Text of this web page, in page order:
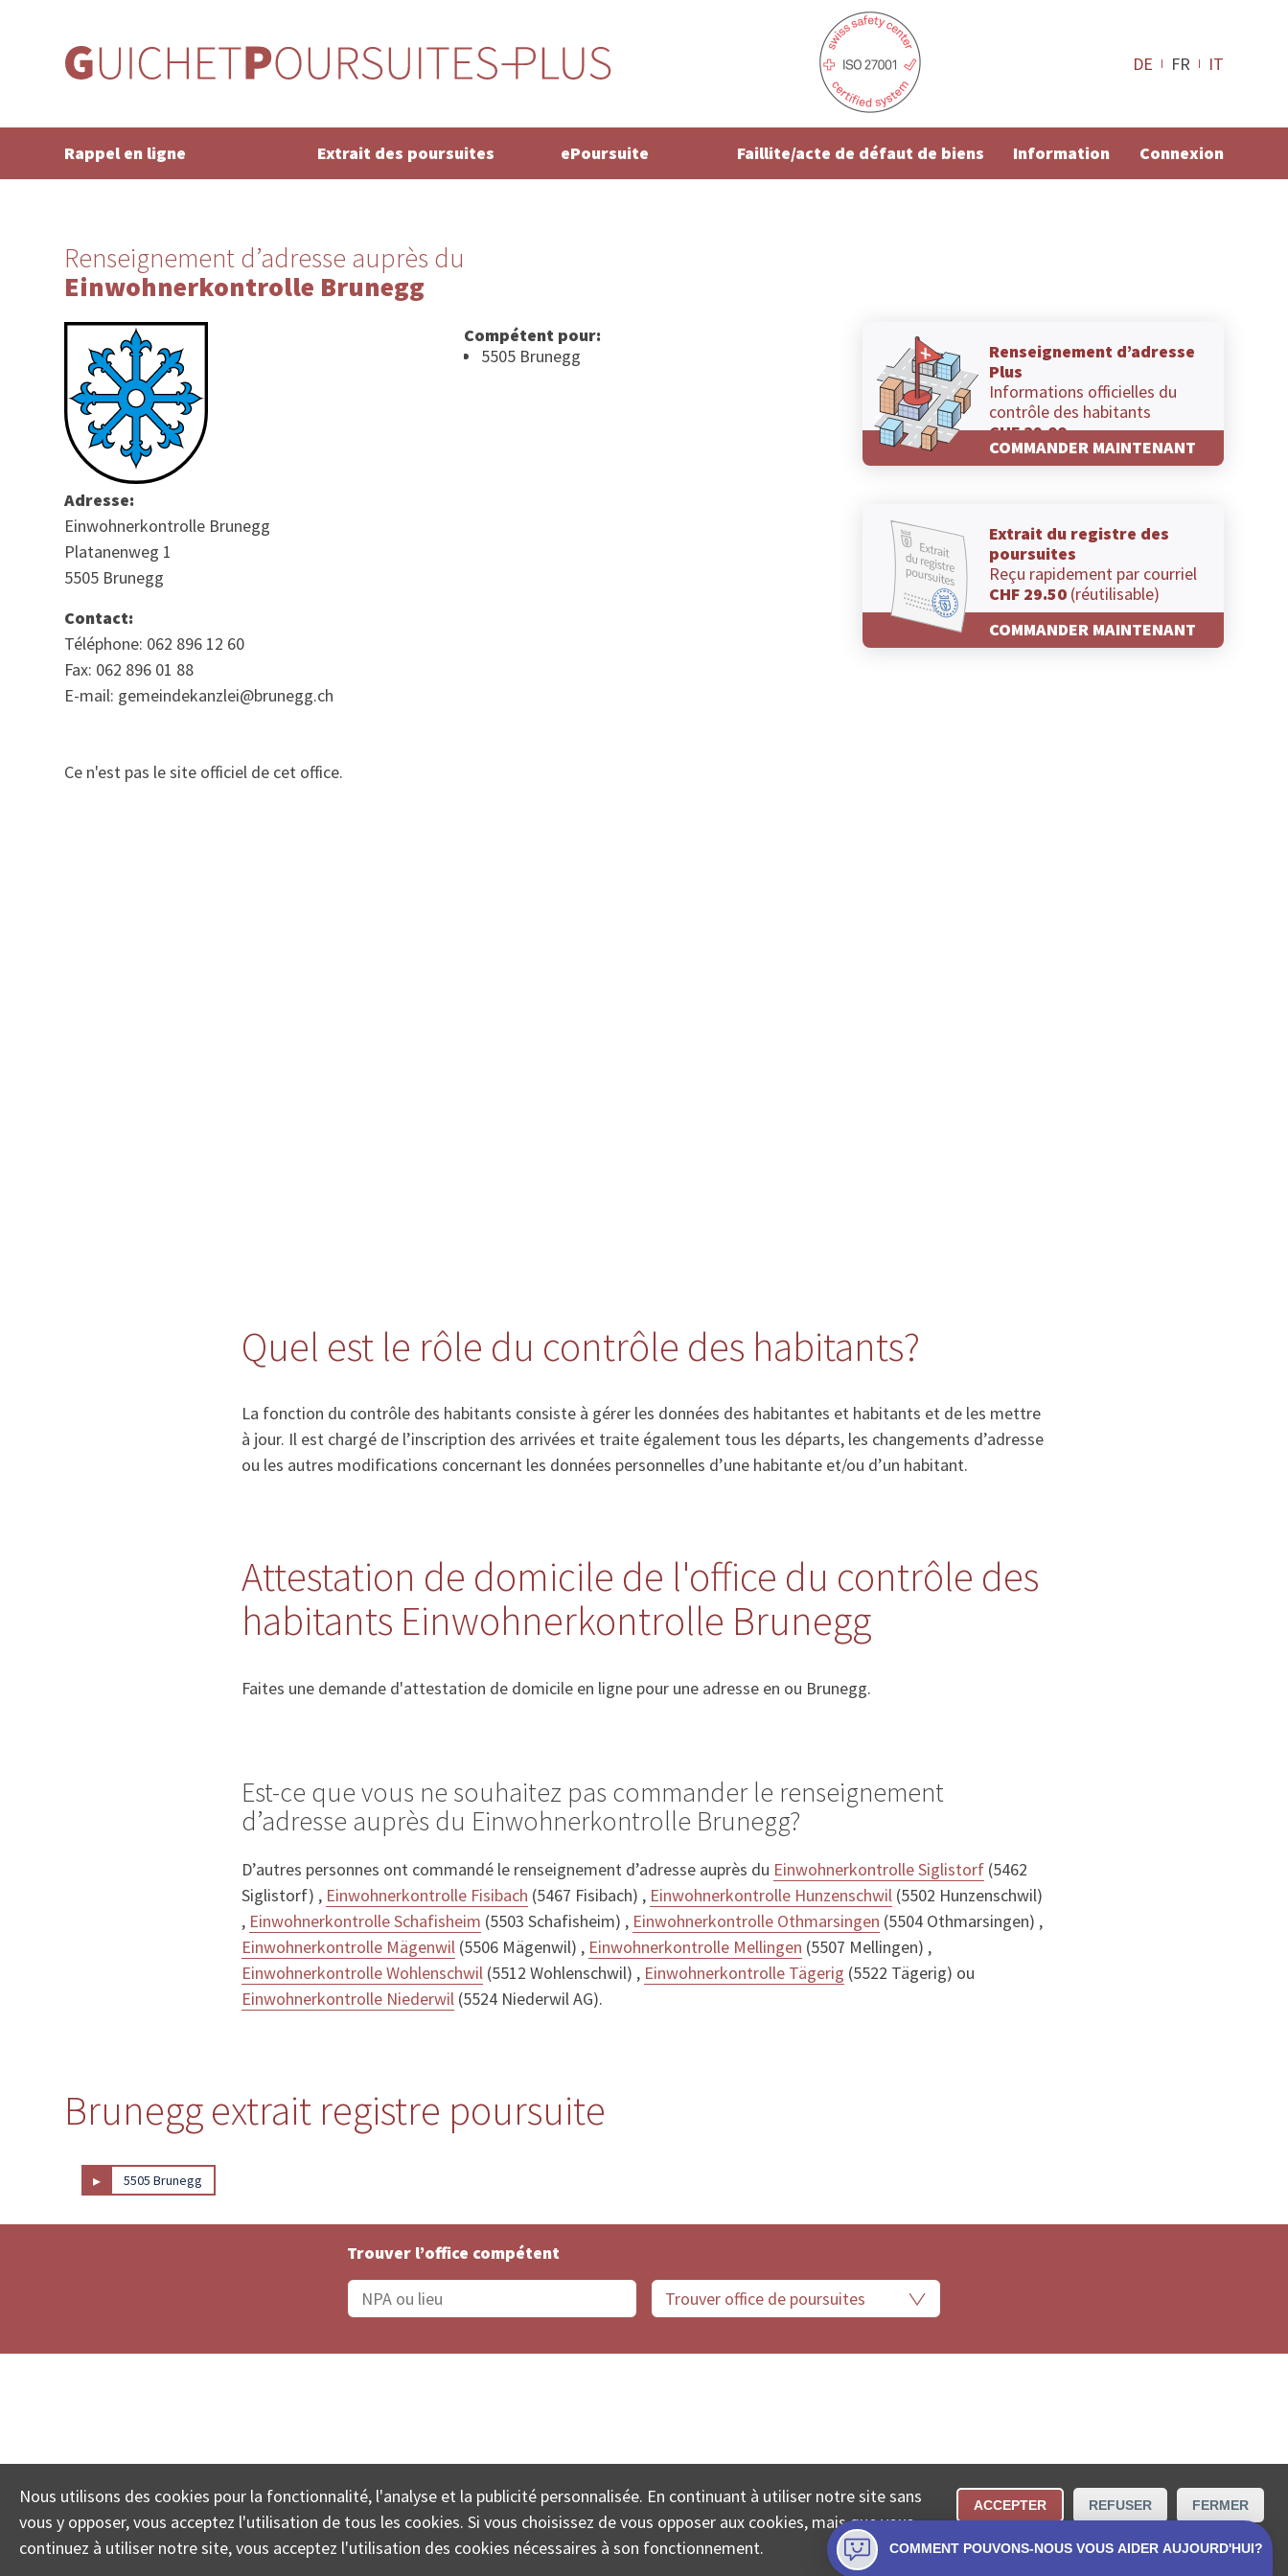
DE FR IT
Rappel en ligne Extrait des poursuites ePoursuite Faillite/acte de défaut de biens Information Connexion
Renseignement d’adresse auprès du
Einwohnerkontrolle Brunegg
Adresse:
Einwohnerkontrolle Brunegg
Platanenweg 1
5505 Brunegg
Contact:
Téléphone: 062 896 12 60
Fax: 062 896 01 88
E-mail: gemeindekanzlei@brunegg.ch
Compétent pour:
5505 Brunegg
Renseignement d’adresse
Plus
Informations officielles du
contrôle des habitants
CHF 29.00
COMMANDER MAINTENANT
Extrait du registre des
poursuites
Reçu rapidement par courriel
CHF 29.50 (réutilisable)
COMMANDER MAINTENANT
Ce n'est pas le site officiel de cet office.
Quel est le rôle du contrôle des habitants?
La fonction du contrôle des habitants consiste à gérer les données des habitantes et habitants et de les mettre
à jour. Il est chargé de l’inscription des arrivées et traite également tous les départs, les changements d’adresse
ou les autres modifications concernant les données personnelles d’une habitante et/ou d’un habitant.
Attestation de domicile de l'office du contrôle des
habitants Einwohnerkontrolle Brunegg
Faites une demande d'attestation de domicile en ligne pour une adresse en ou Brunegg.
Est-ce que vous ne souhaitez pas commander le renseignement
d’adresse auprès du Einwohnerkontrolle Brunegg?
D’autres personnes ont commandé le renseignement d’adresse auprès du Einwohnerkontrolle Siglistorf (5462
Siglistorf) , Einwohnerkontrolle Fisibach (5467 Fisibach) , Einwohnerkontrolle Hunzenschwil (5502 Hunzenschwil)
, Einwohnerkontrolle Schafisheim (5503 Schafisheim) , Einwohnerkontrolle Othmarsingen (5504 Othmarsingen) ,
Einwohnerkontrolle Mägenwil (5506 Mägenwil) , Einwohnerkontrolle Mellingen (5507 Mellingen) ,
Einwohnerkontrolle Wohlenschwil (5512 Wohlenschwil) , Einwohnerkontrolle Tägerig (5522 Tägerig) ou
Einwohnerkontrolle Niederwil (5524 Niederwil AG).
Brunegg extrait registre poursuite
▸ 5505 Brunegg
Trouver l’office compétent
Nous utilisons des cookies pour la fonctionnalité, l'analyse et la publicité personnalisée. En continuant à utiliser notre site sans
vous y opposer, vous acceptez l'utilisation de tous les cookies. Si vous choisissez de vous opposer aux cookies, mais que vous
continuez à utiliser notre site, vous acceptez l'utilisation des cookies nécessaires à son fonctionnement.
ACCEPTER REFUSER FERMER
COMMENT POUVONS-NOUS VOUS AIDER AUJOURD'HUI?
© COLLECTA SA www.poursuites-plus.ch est un service de Collecta SA.